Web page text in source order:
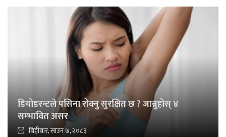
डियोडरन्टले पसिना रोक्नु सुरक्षित छ ? जान्नुहोस् ४
सम्भावित असर
बिहीबार, साउन ७, २०८३